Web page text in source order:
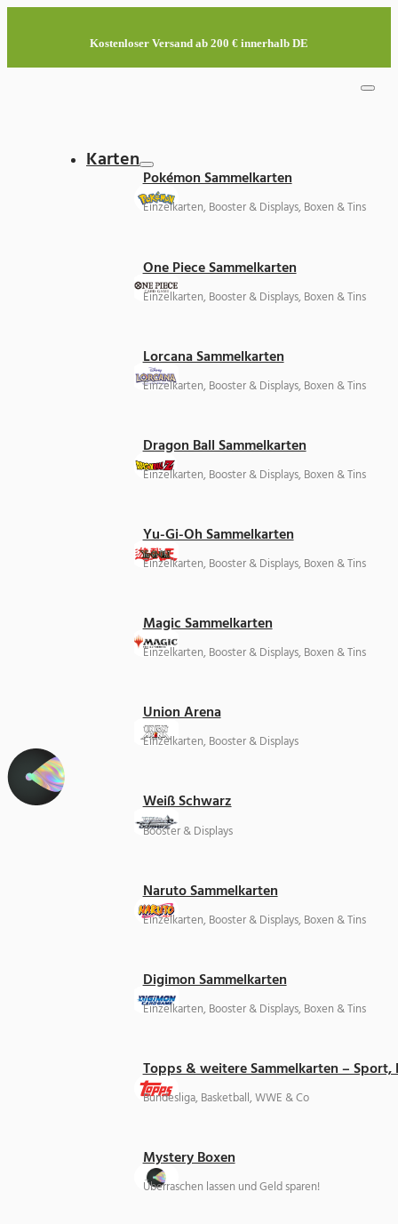
Kostenloser Versand ab 200 € innerhalb DE
Karten
Pokémon Sammelkarten
Einzelkarten, Booster & Displays, Boxen & Tins
One Piece Sammelkarten
Einzelkarten, Booster & Displays, Boxen & Tins
Lorcana Sammelkarten
Einzelkarten, Booster & Displays, Boxen & Tins
Dragon Ball Sammelkarten
Einzelkarten, Booster & Displays, Boxen & Tins
Yu-Gi-Oh Sammelkarten
Einzelkarten, Booster & Displays, Boxen & Tins
Magic Sammelkarten
Einzelkarten, Booster & Displays, Boxen & Tins
Union Arena
Einzelkarten, Booster & Displays
Weiß Schwarz
Booster & Displays
Naruto Sammelkarten
Einzelkarten, Booster & Displays, Boxen & Tins
Digimon Sammelkarten
Einzelkarten, Booster & Displays, Boxen & Tins
Topps & weitere Sammelkarten –
Bundesliga, Basketball, WWE & Co
Mystery Boxen
Überraschen lassen und Geld sparen!